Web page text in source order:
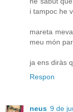
i tampoc he
mareta
meu món
ja ens diràs
Respon
neus 9 de